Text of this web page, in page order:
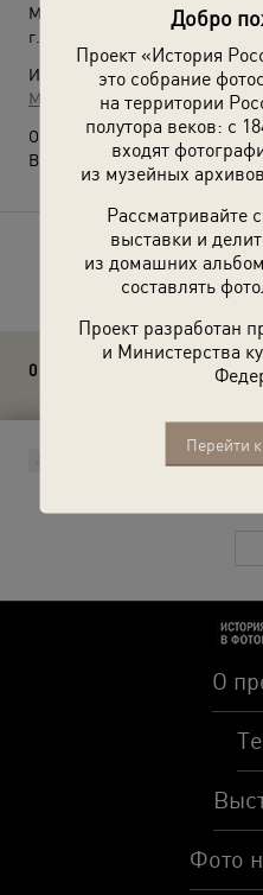
Добро
Проект «История
это собрание
на территории
полутора веков: с
входят
из музейных
Рассматривайте
выставки и
из домашних
составлять
Проект разработан
и Министерства
Перейти
Место съемки:
г. Санкт-Петербург
Источники:
МАММ / МДФ
О фотографии:
Выставка
«Настроение –
Расскажите
0 комментариев
О
Фото